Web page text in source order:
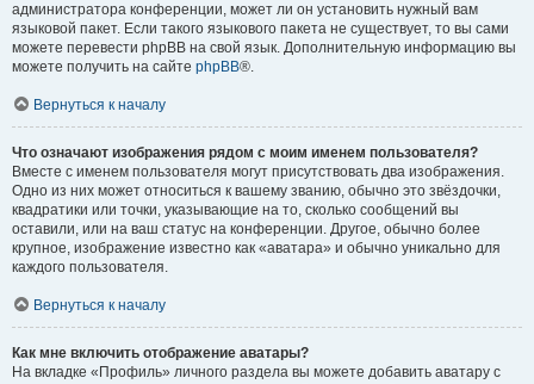
администратора конференции, может ли он установить нужный вам
языковой пакет. Если такого языкового пакета не существует, то вы сами
можете перевести phpBB на свой язык. Дополнительную информацию вы
можете получить на сайте phpBB®.
Вернуться к началу
Что означают изображения рядом с моим именем пользователя?
Вместе с именем пользователя могут присутствовать два изображения.
Одно из них может относиться к вашему званию, обычно это звёздочки,
квадратики или точки, указывающие на то, сколько сообщений вы
оставили, или на ваш статус на конференции. Другое, обычно более
крупное, изображение известно как «аватара» и обычно уникально для
каждого пользователя.
Вернуться к началу
Как мне включить отображение аватары?
На вкладке «Профиль» личного раздела вы можете добавить аватару с